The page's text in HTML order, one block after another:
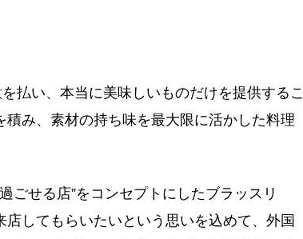
払い、本当に美味しいものだけを提供するこ
み、素材の持ち味を最大限に活かした料理
ごせる店”をコンセプトにしたブラッスリ
してもらいたいという思いを込めて、外国